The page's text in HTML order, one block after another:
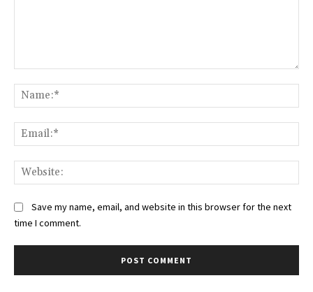
Save my name, email, and website in this browser for the next
time I comment.